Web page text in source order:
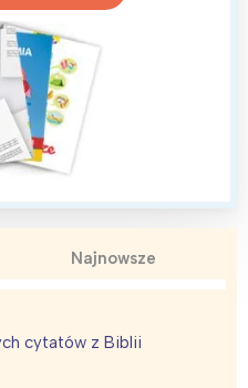
Najnowsze
cytatów z Biblii